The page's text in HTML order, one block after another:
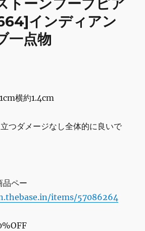
トーンフープピア
インディアン
一点物
横約1.4cm
つダメージなし全体的に良いで
品ペー
items/57086264